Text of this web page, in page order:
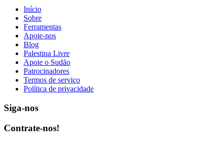
Início
Sobre
Ferramentas
Apoie-nos
Blog
Palestina Livre
Apoie o Sudão
Patrocinadores
Termos de serviço
Política de privacidade
Siga-nos
Contrate-nos!